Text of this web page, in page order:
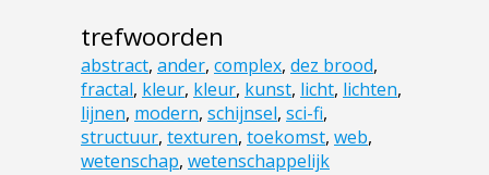
trefwoorden
abstract, ander, complex, dez brood,
fractal, kleur, kleur, kunst, licht, lichten,
lijnen, modern, schijnsel, sci-fi,
structuur, texturen, toekomst, web,
wetenschap, wetenschappelijk